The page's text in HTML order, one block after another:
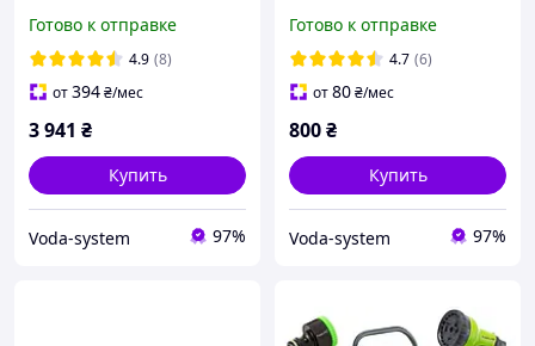
Готово к отправке
4.9 (8)
от394₴/мес
3 941 ₴
Купить
Voda-system 97%
4шаровый
Готово к отправке
4.7 (6)
от80₴/мес
800₴
Купить
Voda-system 97%